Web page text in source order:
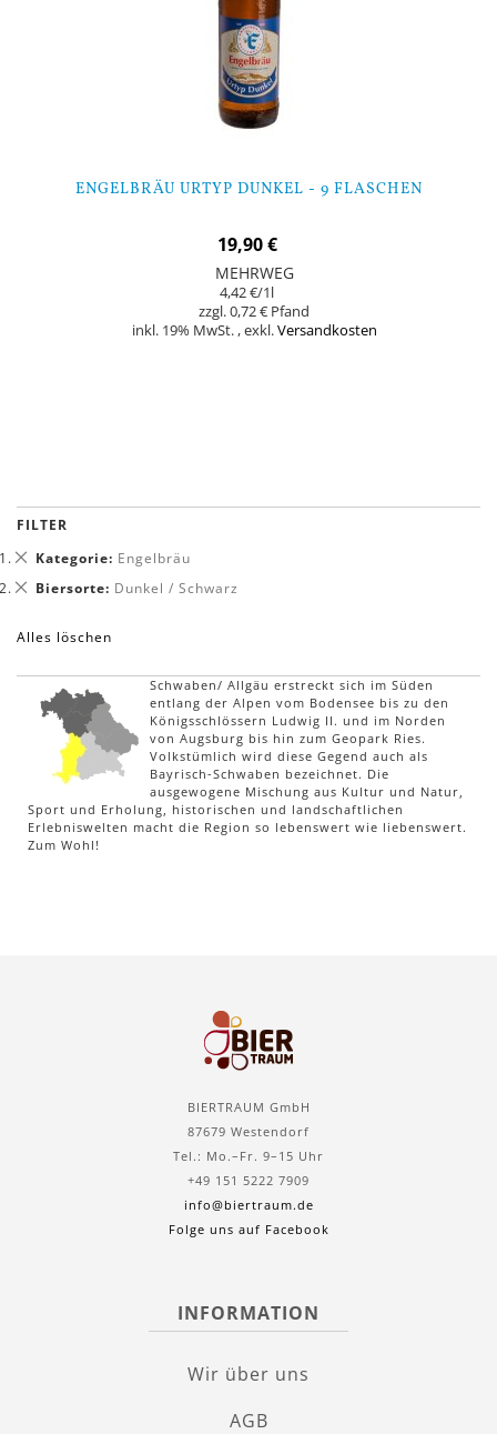
ENGELBRÄU URTYP DUNKEL - 9 FLASCHEN
19,90 €
MEHRWEG
4,42 €/1l
0,72 €
inkl. 19% MwSt. ,exkl.Versandkosten
FILTER
Kategorie Engelbräu
Dies
Biersorte Dunkel / Schwarz
Dies
Alles löschen
Schwaben/ Allgäu erstreckt sich im Süden
entlang der Alpen vom Bodensee bis zu den
Königsschlössern Ludwig II. und im Norden
von Augsburg bis hin zum Geopark Ries.
Volkstümlich wird diese Gegend auch als
Bayrisch-Schwaben bezeichnet. Die
ausgewogene Mischung aus Kultur und Natur,
Sport und Erholung, historischen und landschaftlichen
Erlebniswelten macht die Region so lebenswert wie liebenswert.
Zum Wohl!
BIERTRAUM GmbH
87679 Westendorf
Tel.: Mo.–Fr. 9–15 Uhr
+49 151 5222 7909
info@biertraum.de
Folge uns auf Facebook
INFORMATION
Wir über uns
AGB